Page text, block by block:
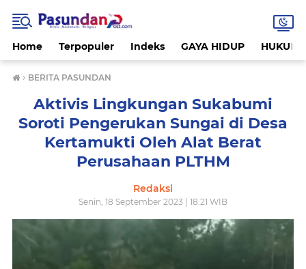
Home Terpopuler Indeks GAYA HIDUP HUKUM
› BERITA PASUNDAN
Aktivis Lingkungan Sukabumi
Soroti Pengerukan Sungai di Desa
Kertamukti Oleh Alat Berat
Perusahaan PLTHM
Redaksi
Senin, 18 September 2023 | 18:21 WIB